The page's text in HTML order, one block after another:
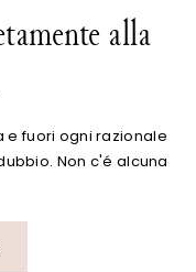
alla
e fuori ogni razionale
Non c'é alcuna